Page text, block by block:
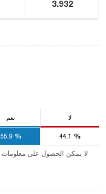
3.932
نعم لا
%
55.9 %